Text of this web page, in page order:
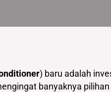
) baru adalah
banyaknya